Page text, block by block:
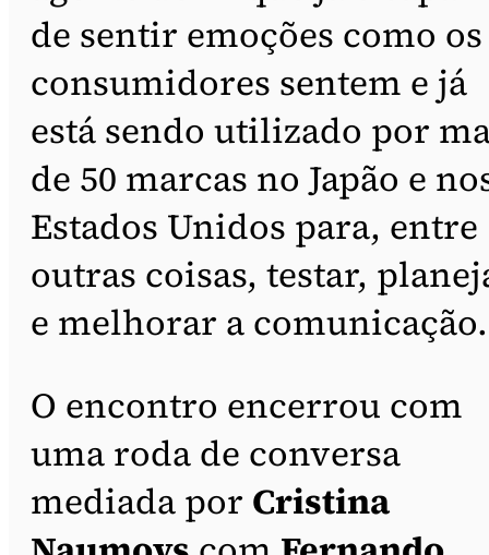
de sentir emoções como os
consumidores sentem e já
está sendo utilizado por
de 50 marcas no Japão e
Estados Unidos para, entre
outras coisas, testar,
e melhorar a comunicação.
O encontro encerrou com
uma roda de conversa
mediada por Cristina